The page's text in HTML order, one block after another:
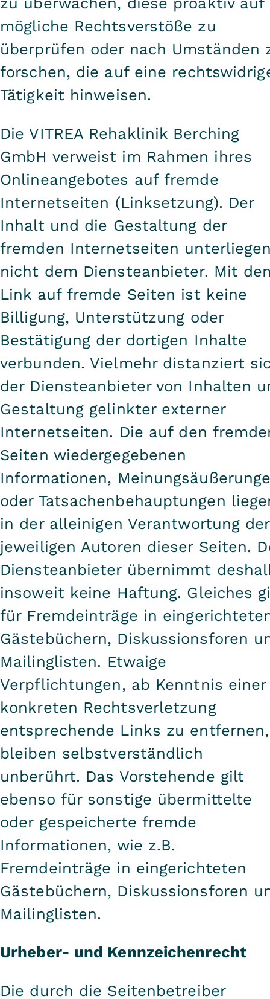
mögliche Rechtsverstöße zu
überprüfen oder nach Umständen
forschen, die auf eine
Tätigkeit hinweisen.
Die VITREA Rehaklinik Berching
GmbH verweist im Rahmen ihres
Onlineangebotes auf fremde
Internetseiten (Linksetzung). Der
Inhalt und die Gestaltung der
fremden Internetseiten
nicht dem Diensteanbieter. Mit
Link auf fremde Seiten ist keine
Billigung, Unterstützung oder
Bestätigung der dortigen Inhalte
verbunden. Vielmehr distanziert
der Diensteanbieter von Inhalten
Gestaltung gelinkter externer
Internetseiten. Die auf den
Seiten wiedergegebenen
Informationen,
oder Tatsachenbehauptungen
in der alleinigen Verantwortung der
jeweiligen Autoren dieser Seiten.
Diensteanbieter übernimmt
insoweit keine Haftung. Gleiches
für Fremdeinträge in
Gästebüchern, Diskussionsforen
Mailinglisten. Etwaige
Verpflichtungen, ab Kenntnis einer
konkreten Rechtsverletzung
entsprechende Links zu entfernen,
bleiben selbstverständlich
unberührt. Das Vorstehende gilt
ebenso für sonstige übermittelte
oder gespeicherte fremde
Informationen, wie z.B.
Fremdeinträge in eingerichteten
Gästebüchern, Diskussionsforen
Mailinglisten.
Urheber- und Kennzeichenrecht
Die durch die Seitenbetreiber